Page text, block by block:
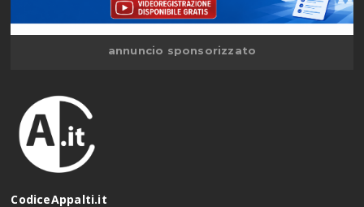
annuncio sponsorizzato
CodiceAppalti.it